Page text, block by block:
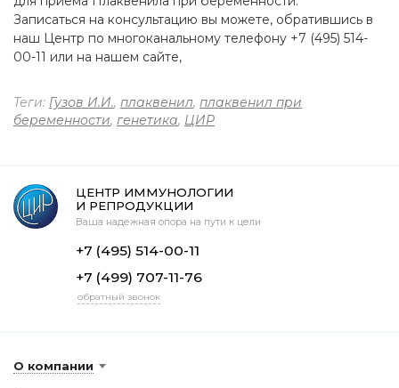
Записаться на консультацию вы можете, обратившись в
наш Центр по многоканальному телефону +7 (495) 514-
00-11 или на нашем сайте,
Теги: Гузов И.И., плаквенил, плаквенил при
беременности, генетика, ЦИР
ЦЕНТР ИММУНОЛОГИИ
И РЕПРОДУКЦИИ
Ваша надежная опора на пути к цели
+7 (495) 514-00-11
+7 (499) 707-11-76
обратный звонок
О компании